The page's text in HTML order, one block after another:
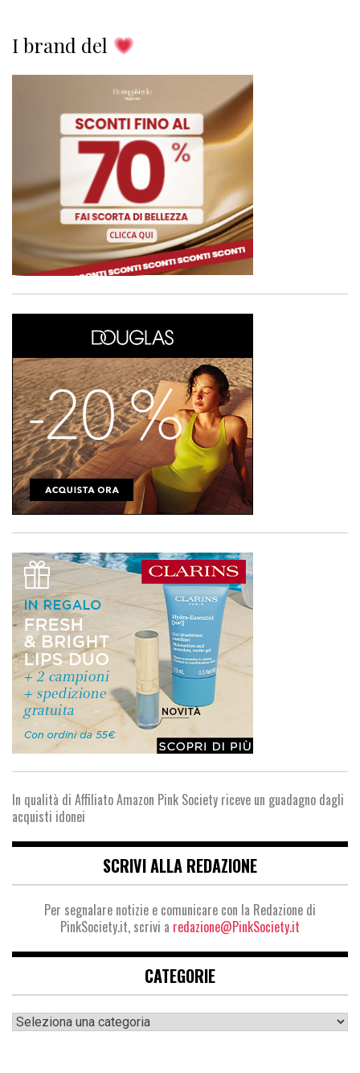
I brand del
In qualità di Affiliato Amazon Pink Society riceve un guadagno dagli
acquisti idonei
SCRIVI ALLA REDAZIONE
Per segnalare notizie e comunicare con la Redazione di
PinkSociety.it, scrivi a redazione@PinkSociety.it
CATEGORIE
Categorie